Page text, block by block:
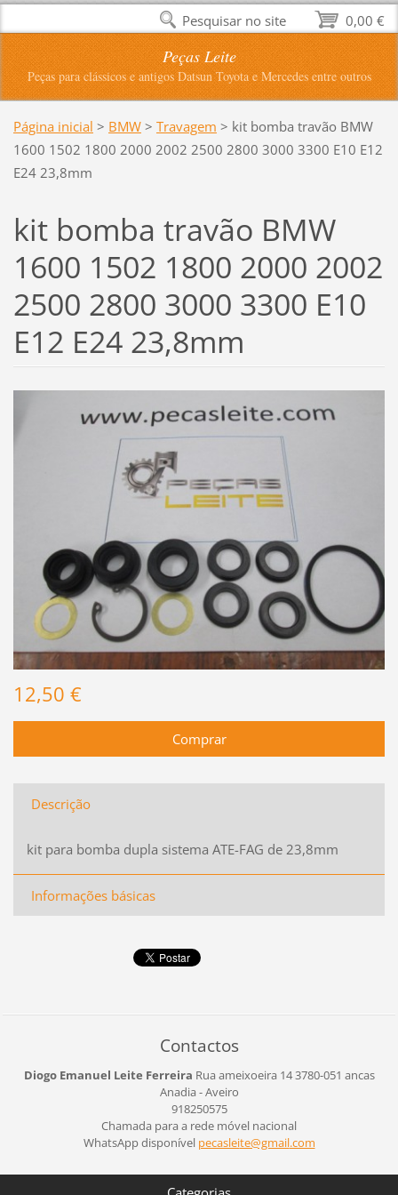
Peças Leite
Peças para clássicos e antigos Datsun Toyota e Mercedes entre outros
Página inicial > BMW > Travagem > kit bomba travão BMW
1600 1502 1800 2000 2002 2500 2800 3000 3300 E10 E12
E24 23,8mm
kit bomba travão BMW
1600 1502 1800 2000 2002
2500 2800 3000 3300 E10
E12 E24 23,8mm
12,50 €
Descrição
kit para bomba dupla sistema ATE-FAG de 23,8mm
Informações básicas
Contactos
Diogo Emanuel Leite Ferreira Rua ameixoeira 143780-051 ancas
Anadia - Aveiro
918250575
Chamada para a rede móvel nacional
WhatsApp disponível pecasleite@gmail.com
0,00 €
Pesquisar no site